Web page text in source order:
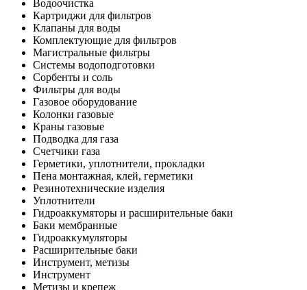
Водоочистка
Картриджи для фильтров
Клапаны для воды
Комплектующие для фильтров
Магистральные фильтры
Системы водоподготовки
Сорбенты и соль
Фильтры для воды
Газовое оборудование
Колонки газовые
Краны газовые
Подводка для газа
Счетчики газа
Герметики, уплотнители, прокладки
Пена монтажная, клей, герметики
Резинотехнические изделия
Уплотнители
Гидроаккумяторы и расширительные баки
Баки мембранные
Гидроаккумуляторы
Расширительные баки
Инструмент, метизы
Инструмент
Метизы и крепеж